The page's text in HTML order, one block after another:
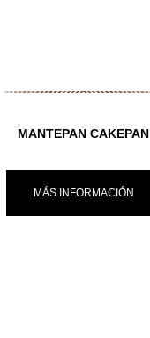
MANTEPAN CAKEPAN
MÁS INFORMACIÓN